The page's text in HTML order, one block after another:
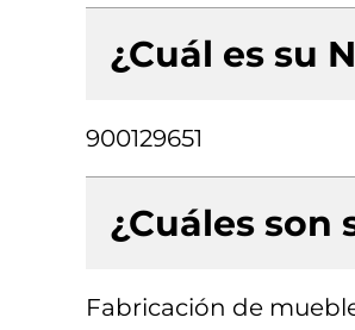
¿Cuál es su
900129651
¿Cuáles son
Fabricación de